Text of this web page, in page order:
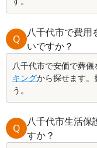
Q
八千代市で費用
いですか？
八千代市で安価で葬儀
キングから探せます。
う。
Q
八千代市生活保
すか？